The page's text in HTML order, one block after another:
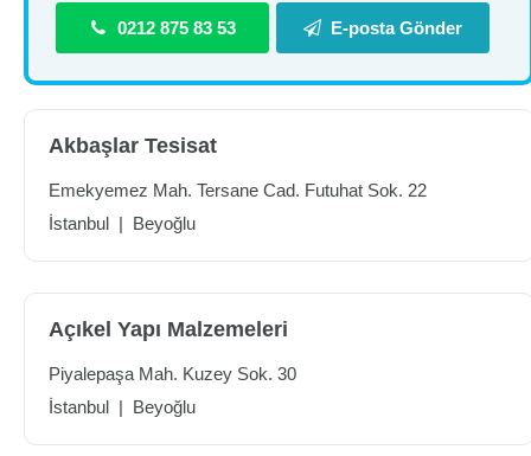
0212 875 83 53 E-posta Gönder
Akbaşlar Tesisat
Emekyemez Mah. Tersane Cad. Futuhat Sok. 22
İstanbul | Beyoğlu
Açıkel Yapı Malzemeleri
Piyalepaşa Mah. Kuzey Sok. 30
İstanbul | Beyoğlu